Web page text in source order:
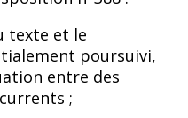
texte et le
poursuivi,
entre des
;